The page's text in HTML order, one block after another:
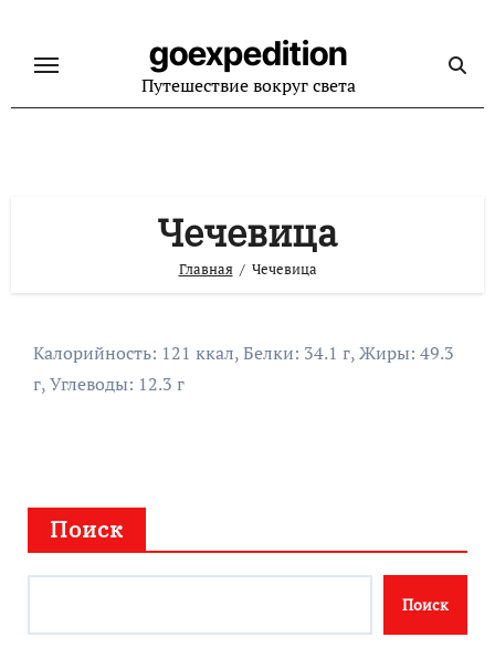
содержанию
goexpedition
Путешествие вокруг света
Чечевица
Главная Чечевица
Калорийность: 121 ккал, Белки: 34.1 г, Жиры: 49.3
г, Углеводы: 12.3 г
Поиск
Поиск